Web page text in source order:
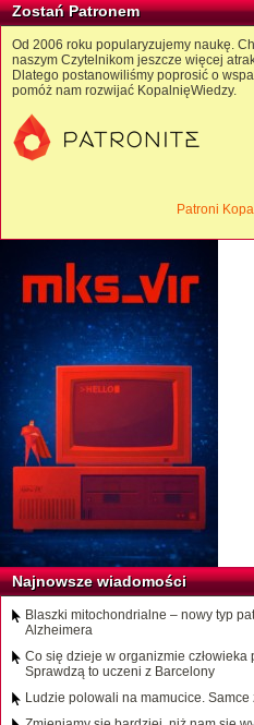
Zostań Patronem
Od 2006 roku popularyzujemy naukę.
naszym Czytelnikom jeszcze więcej
Dlatego postanowiliśmy poprosić o
pomóż nam rozwijać KopalnięWiedzy.
Patroni
Najnowsze wiadomości
Blaszki mitochondrialne – nowy typ
Alzheimera
Co się dzieje w organizmie człowieka
Sprawdzą to uczeni z Barcelony
Ludzie polowali na mamucice.